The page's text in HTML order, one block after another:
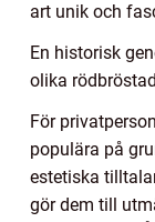
art unik och
En historisk
olika
För
populära på
estetiska
gör dem till